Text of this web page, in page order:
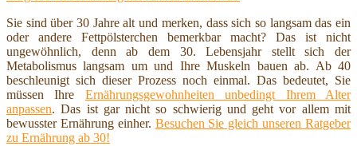
Sie sind über 30 Jahre alt und merken, dass sich so langsam das ein
oder andere Fettpölsterchen bemerkbar macht? Das ist nicht
ungewöhnlich, denn ab dem 30. Lebensjahr stellt sich der
Metabolismus langsam um und Ihre Muskeln bauen ab. Ab 40
beschleunigt sich dieser Prozess noch einmal. Das bedeutet, Sie
müssen Ihre Ernährungsgewohnheiten unbedingt Ihrem Alter
anpassen. Das ist gar nicht so schwierig und geht vor allem mit
bewusster Ernährung einher. Besuchen Sie gleich unseren Ratgeber
zu Ernährung ab 30!